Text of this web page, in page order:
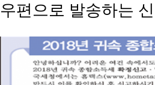
우편으로 발송하는